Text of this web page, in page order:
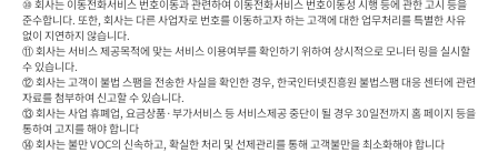
⑩ 회사는 이동전화서비스 번호이동과 관련하여 이동전화서비스 번호이동성 시행 등에 관한 고시 등을
준수합니다. 또한, 회사는 다른 사업자로 번호를 이동하고자 하는 고객에 대한 업무처리를 특별한 사유
없이 지연하지 않습니다.
⑪ 회사는 서비스 제공목적에 맞는 서비스 이용여부를 확인하기 위하여 상시적으로 모니터 링을 실시할
수 있습니다.
⑫ 회사는 고객이 불법 스팸을 전송한 사실을 확인한 경우, 한국인터넷진흥원 불법스팸 대응 센터에 관련
자료를 첨부하여 신고할 수 있습니다.
⑬ 회사는 사업 휴폐업, 요금상품·부가서비스 등 서비스제공 중단이 될 경우 30일전까지 홈 페이지 등을
통하여 고지를 해야 합니다
⑭ 회사는 불만 VOC의 신속하고, 확실한 처리 및 선제관리를 통해 고객불만을 최소화해야 합니다